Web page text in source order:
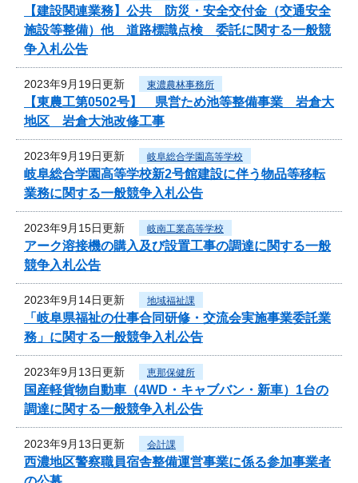
【建設関連業務】公共 防災・安全交付金（交通安全
施設等整備）他 道路標識点検 委託に関する一般競
争入札公告
2023年9月19日更新 東濃農林事務所
【東農工第0502号】 県営ため池等整備事業 岩倉大
地区 岩倉大池改修工事
2023年9月19日更新 岐阜総合学園高等学校
岐阜総合学園高等学校新2号館建設に伴う物品等移転
業務に関する一般競争入札公告
2023年9月15日更新 岐南工業高等学校
アーク溶接機の購入及び設置工事の調達に関する一般
競争入札公告
2023年9月14日更新 地域福祉課
「岐阜県福祉の仕事合同研修・交流会実施事業委託業
務」に関する一般競争入札公告
2023年9月13日更新 恵那保健所
国産軽貨物自動車（4WD・キャブバン・新車）1台の
調達に関する一般競争入札公告
2023年9月13日更新 会計課
西濃地区警察職員宿舎整備運営事業に係る参加事業者